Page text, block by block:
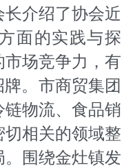
介绍了协会近
面的实践与探
场竞争力，有
。市商贸集团
物流、食品销
相关的领域整
围绕金灶镇发